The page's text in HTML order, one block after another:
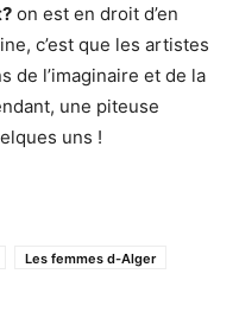
on est en droit d’en
c’est que les artistes
de l’imaginaire et de la
une piteuse
uns !
Les femmes d-Alger